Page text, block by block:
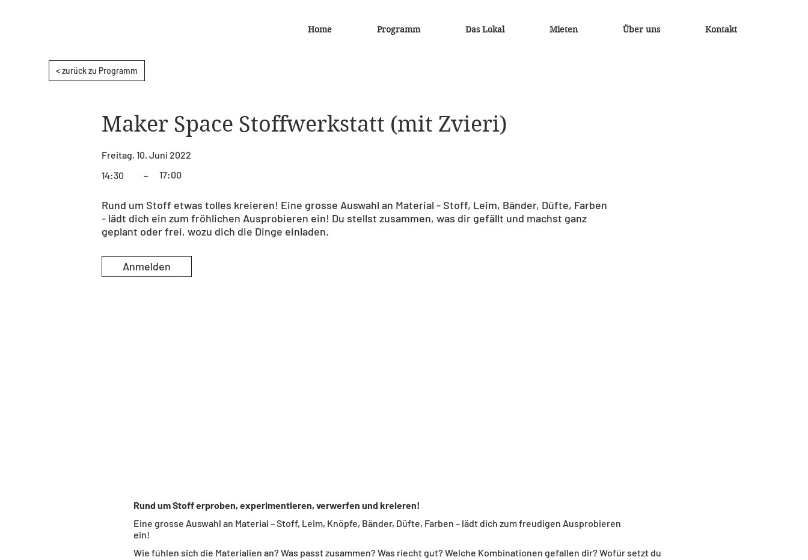
Home Programm Das Lokal Mieten Über uns Kontakt
Rund um Stoff erproben, experimentieren, verwerfen und kreieren!
Eine grosse Auswahl an Material – Stoff, Leim, Knöpfe, Bänder, Düfte, Farben – lädt dich zum freudigen Ausprobieren
ein!
Wie fühlen sich die Materialien an? Was passt zusammen? Was riecht gut? Welche Kombinationen gefallen dir? Wofür setzt du
Maker Space Stoffwerkstatt (mit Zvieri)
Freitag, 10. Juni 2022
14:30
17:00
–
Rund um Stoff etwas tolles kreieren! Eine grosse Auswahl an Material - Stoff, Leim, Bänder, Düfte, Farben
- lädt dich ein zum fröhlichen Ausprobieren ein! Du stellst zusammen, was dir gefällt und machst ganz
geplant oder frei, wozu dich die Dinge einladen.
Anmelden
< zurück zu Programm